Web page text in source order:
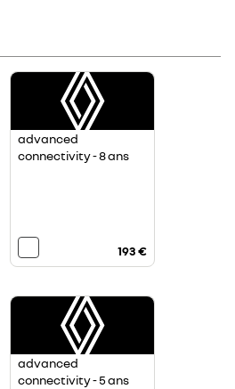
advanced
connectivity - 8 ans
193 €
advanced
connectivity - 5 ans